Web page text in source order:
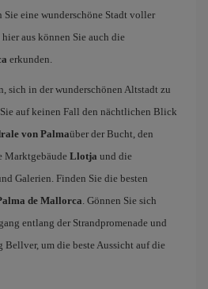
Sie eine wunderschöne Stadt voller
aus können Sie auch die
erkunden.
sich in der wunderschönen Altstadt zu
auf keinen Fall den nächtlichen Blick
von Palmaüber der Bucht, den
Marktgebäude Llotja und die
Galerien. Finden Sie die besten
de Mallorca. Gönnen Sie sich
entlang der Strandpromenade und
um die beste Aussicht auf die